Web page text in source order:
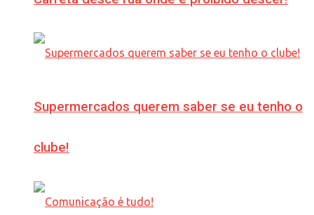
Supermercados querem saber se eu tenho o
clube!